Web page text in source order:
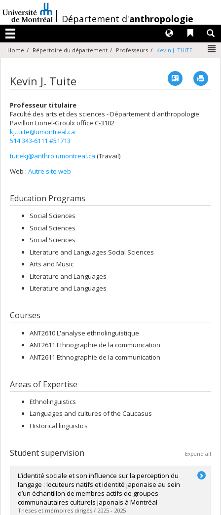
au
contenu
/Département d'anthropologie
Menu
Liens
Langues
Home Répertoire du département Professeurs Kevin J. TUITE
Kevin J. Tuite Vcard
Professeur titulaire
Faculté des arts et des sciences - Département d'anthropologie
Pavillon Lionel-Groulx office C-3102
kj.tuite@umontreal.ca
514 343-6111 #51713
Courriels
tuitekj@anthro.umontreal.ca (Travail)
Web : Autre site web
Education Programs
Social Sciences
Social Sciences
Social Sciences
Literature and Languages Social Sciences
Arts and Music
Literature and Languages
Literature and Languages
Courses
ANT2610 L'analyse ethnolinguistique
ANT2611 Ethnographie de la communication
ANT2611 Ethnographie de la communication
Areas of Expertise
Ethnolinguistics
Languages and cultures of the Caucasus
Historical linguistics
Student supervision Expand all
L’identité sociale et son influence sur la perception du
langage : locuteurs natifs et identité japonaise au sein
d’un échantillon de membres actifs de groupes
communautaires culturels japonais à Montréal
Thèses et mémoires dirigés / 2025 - 2025